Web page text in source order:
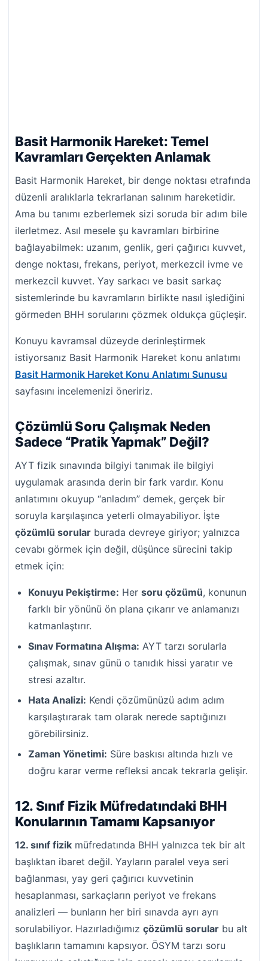
Basit Harmonik Hareket: Temel
Kavramları Gerçekten Anlamak
Basit Harmonik Hareket, bir denge noktası etrafında
düzenli aralıklarla tekrarlanan salınım hareketidir.
Ama bu tanımı ezberlemek sizi soruda bir adım bile
ilerletmez. Asıl mesele şu kavramları birbirine
bağlayabilmek: uzanım, genlik, geri çağırıcı kuvvet,
denge noktası, frekans, periyot, merkezcil ivme ve
merkezcil kuvvet. Yay sarkacı ve basit sarkaç
sistemlerinde bu kavramların birlikte nasıl işlediğini
görmeden BHH sorularını çözmek oldukça güçleşir.
Konuyu kavramsal düzeyde derinleştirmek
istiyorsanız Basit Harmonik Hareket konu anlatımı
Basit Harmonik Hareket Konu Anlatımı Sunusu
sayfasını incelemenizi öneririz.
Çözümlü Soru Çalışmak Neden
Sadece “Pratik Yapmak” Değil?
AYT fizik sınavında bilgiyi tanımak ile bilgiyi
uygulamak arasında derin bir fark vardır. Konu
anlatımını okuyup “anladım” demek, gerçek bir
soruyla karşılaşınca yeterli olmayabiliyor. İşte
çözümlü sorular burada devreye giriyor; yalnızca
cevabı görmek için değil, düşünce sürecini takip
etmek için:
Konuyu Pekiştirme: Her soru çözümü, konunun
farklı bir yönünü ön plana çıkarır ve anlamanızı
katmanlaştırır.
Sınav Formatına Alışma: AYT tarzı sorularla
çalışmak, sınav günü o tanıdık hissi yaratır ve
stresi azaltır.
Hata Analizi: Kendi çözümünüzü adım adım
karşılaştırarak tam olarak nerede saptığınızı
görebilirsiniz.
Zaman Yönetimi: Süre baskısı altında hızlı ve
doğru karar verme refleksi ancak tekrarla gelişir.
12. Sınıf Fizik Müfredatındaki BHH
Konularının Tamamı Kapsanıyor
12. sınıf fizik müfredatında BHH yalnızca tek bir alt
başlıktan ibaret değil. Yayların paralel veya seri
bağlanması, yay geri çağırıcı kuvvetinin
hesaplanması, sarkaçların periyot ve frekans
analizleri — bunların her biri sınavda ayrı ayrı
sorulabiliyor. Hazırladığımız çözümlü sorular bu alt
başlıkların tamamını kapsıyor. ÖSYM tarzı soru